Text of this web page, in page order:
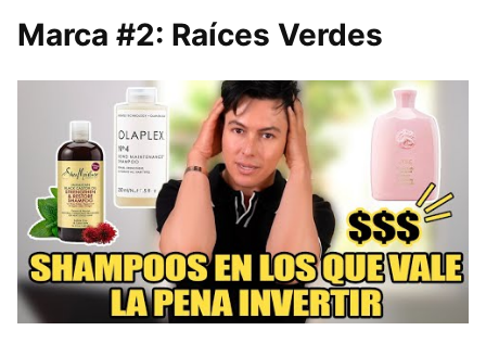
Marca #2: Raíces Verdes